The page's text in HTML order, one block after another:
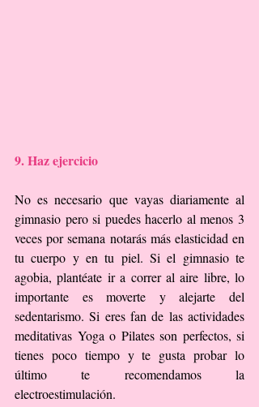
9. Haz ejercicio
No es necesario que vayas diariamente al
gimnasio pero si puedes hacerlo al menos 3
veces por semana notarás más elasticidad en
tu cuerpo y en tu piel. Si el gimnasio te
agobia, plantéate ir a correr al aire libre, lo
importante es moverte y alejarte del
sedentarismo. Si eres fan de las actividades
meditativas Yoga o Pilates son perfectos, si
tienes poco tiempo y te gusta probar lo
último te recomendamos la
electroestimulación.